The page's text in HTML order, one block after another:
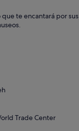
y Cafeterías
te encantará por sus
Trade Center